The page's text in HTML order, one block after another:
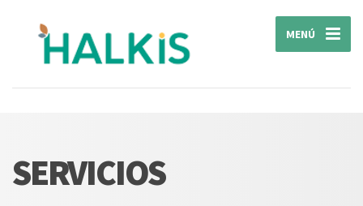
MENÚ
SERVICIOS